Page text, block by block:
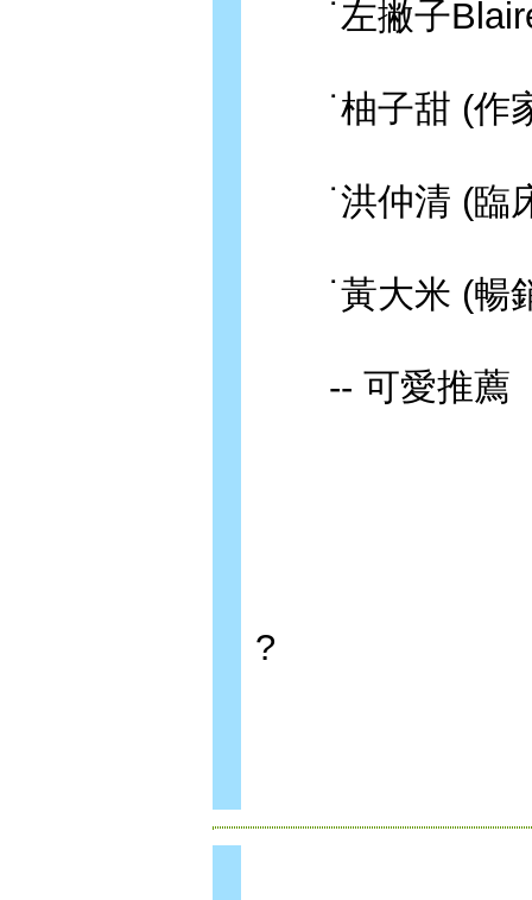
˙左撇子Blaire
˙柚子甜 (作
˙洪仲清 (臨
˙黃大米 (暢
-- 可愛推薦
?